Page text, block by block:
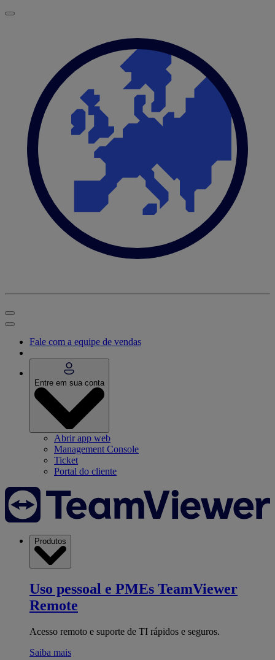
Fale com a equipe de vendas
Entre em sua conta
Abrir app web
Management Console
Ticket
Portal do cliente
Produtos
Uso pessoal e PMEs TeamViewer
Remote
Acesso remoto e suporte de TI rápidos e seguros.
Saiba mais